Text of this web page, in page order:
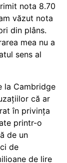
nota 8.70
văzut nota
din plâns.
mea nu a
sens al
la Cambridge
că ar
în privința
printr-o
de un
de
de lire